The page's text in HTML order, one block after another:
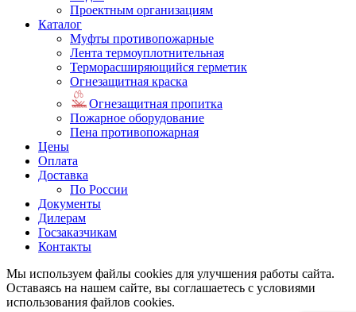
Проектным организациям
Каталог
Муфты противопожарные
Лента термоуплотнительная
Терморасширяющийся герметик
Огнезащитная краска
Огнезащитная пропитка
Пожарное оборудование
Пена противопожарная
Цены
Оплата
Доставка
По России
Документы
Дилерам
Госзаказчикам
Контакты
Мы используем файлы cookies для улучшения работы сайта.
Оставаясь на нашем сайте, вы соглашаетесь с условиями
использования файлов cookies.